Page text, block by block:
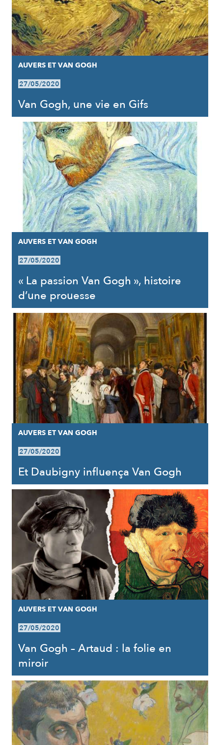
AUVERS ET VAN GOGH
27/05/2020
Van Gogh, une vie en Gifs
AUVERS ET VAN GOGH
27/05/2020
« La passion Van Gogh », histoire
d’une prouesse
AUVERS ET VAN GOGH
27/05/2020
Et Daubigny influença Van Gogh
AUVERS ET VAN GOGH
27/05/2020
Van Gogh – Artaud : la folie en
miroir